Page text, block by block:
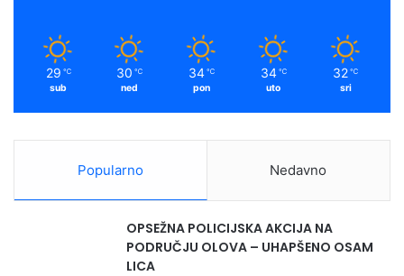
29 ℃
sub
30 ℃
ned
34 ℃
pon
34 ℃
uto
32 ℃
sri
Popularno Nedavno
OPSEŽNA POLICIJSKA AKCIJA NA
PODRUČJU OLOVA – UHAPŠENO OSAM
LICA